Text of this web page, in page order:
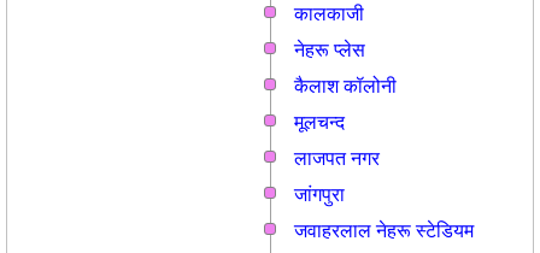
कालकाजी
नेहरू प्लेस
कैलाश कॉलोनी
मूलचन्द
लाजपत नगर
जांगपुरा
जवाहरलाल नेहरू स्टेडियम